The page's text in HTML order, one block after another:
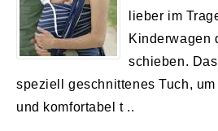
lieber im
Kinderwagen
schieben.
speziell geschnittenes Tuch,
und komfortabel t ..